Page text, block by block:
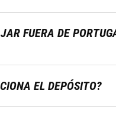
FUERA DE
EL DEPÓSITO?